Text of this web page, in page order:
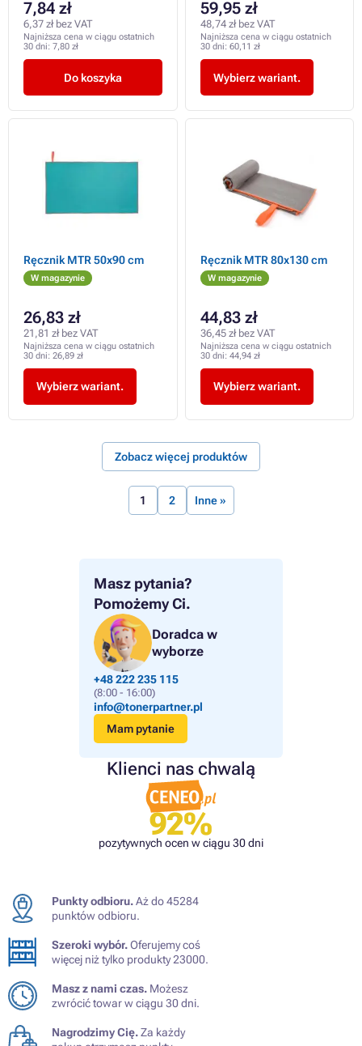
Masz pytania?
Pomożemy Ci.
Doradca w
wyborze
+48 222 235 115
(8:00 - 16:00)
info@tonerpartner.pl
Mam pytanie
Klienci nas chwalą
92%
pozytywnych ocen w ciągu 30 dni
7,84 zł
6,37 zł bez VAT
Najniższa cena w ciągu ostatnich
30 dni: 7,80 zł
Do koszyka
59,95 zł
48,74 zł bez VAT
Najniższa cena w ciągu ostatnich
30 dni: 60,11 zł
Wybierz wariant.
Ręcznik MTR 50x90 cm
W magazynie
26,83 zł
21,81 zł bez VAT
Najniższa cena w ciągu ostatnich
30 dni: 26,89 zł
Wybierz wariant.
Ręcznik MTR 80x130 cm
W magazynie
44,83 zł
36,45 zł bez VAT
Najniższa cena w ciągu ostatnich
30 dni: 44,94 zł
Wybierz wariant.
Zobacz więcej produktów
1 2 Inne »
Punkty odbioru.Aż do 45284
punktów odbioru.
Szeroki wybór.Oferujemy coś
więcej niż tylko produkty 23000.
Masz z nami czas. Możesz
zwrócić towar w ciągu 30 dni.
Nagrodzimy Cię.Za każdy